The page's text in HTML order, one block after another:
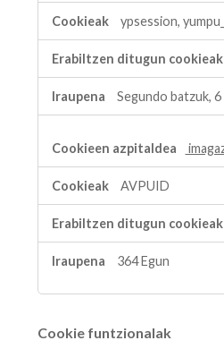
ypsession,
Segundo batzuk, 6
AVPUID
364 Egun
Cookie funtzionalak